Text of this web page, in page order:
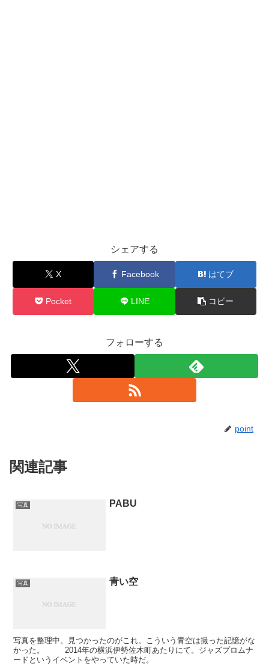
シェアする
X Facebook はてブ
Pocket LINE コピー
フォローする
point
関連記事
写真 PABU
写真 青い空
写真を整理中。見つかったのがこれ。こういう青空は撮った記憶がな
かった。 2014年の横浜伊勢佐木町あたりにて。ジャズプロムナ
ードというイベントをやっていた時だ。